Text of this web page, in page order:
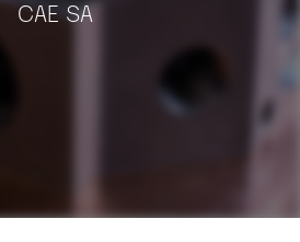
CAE SA